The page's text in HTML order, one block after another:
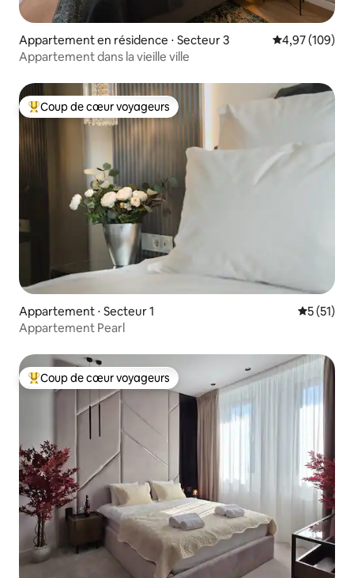
Appartement en résidence ⋅ Secteur 3 Évaluation
4,97 (109)
Appartement dans la vieille ville
Coups de cœur voyageurs les plus appréciés
Coup de cœur voyageurs
Appartement ⋅ Secteur 1
5 (51)
Appartement Pearl
Coups de cœur voyageurs les plus appréciés
Coup de cœur voyageurs